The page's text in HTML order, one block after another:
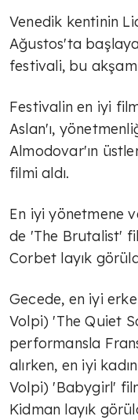
Venedik kentinin
Ağustos'ta
festivali, bu
Festivalin en iyi
Aslan'ı,
Almodovar'ın
filmi aldı.
En iyi yönetmene
de 'The Brutalist'
Corbet layık
Gecede, en iyi
Volpi) 'The Quiet
performansla
alırken, en iyi
Volpi) 'Babygirl'
Kidman layık